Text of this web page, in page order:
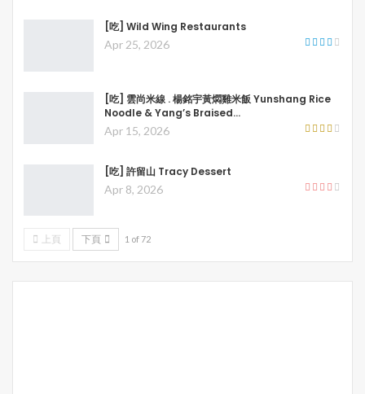
[吃] Wild Wing Restaurants
Apr 25, 2026
[吃] 雲尚米線 . 楊銘宇黃燜雞米飯 Yunshang Rice
Noodle & Yang’s Braised…
Apr 15, 2026
[吃] 許留山 Tracy Dessert
Apr 8, 2026
上頁 下頁 1 of 72